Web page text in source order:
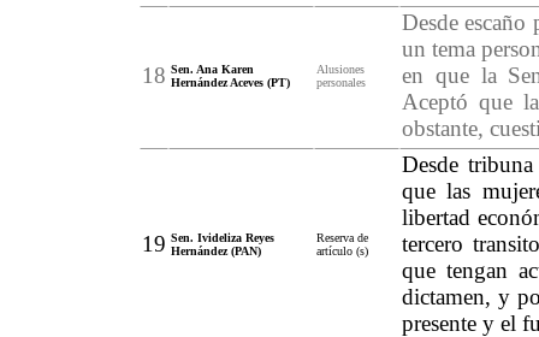
18 Sen. Ana Karen
Hernández Aceves (PT)
Alusiones
personales
Desde escaño
un tema
en que la
Aceptó que
obstante,
19 Sen. Ivideliza Reyes
Hernández (PAN)
Reserva de
artículo (s)
Desde
que las
libertad
tercero
que tengan
dictamen, y
presente y el